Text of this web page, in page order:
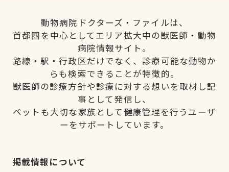
動物病院ドクターズ・ファイルは、
首都圏を中心としてエリア拡大中の獣医師・動物
病院情報サイト。
路線・駅・行政区だけでなく、診療可能な動物か
らも検索できることが特徴的。
獣医師の診療方針や診療に対する想いを取材し記
事として発信し、
ペットも大切な家族として健康管理を行うユーザ
ーをサポートしています。
掲載情報について